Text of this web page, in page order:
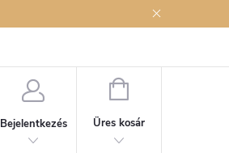
Bejelentkezés
KOSÁR
Üres kosár